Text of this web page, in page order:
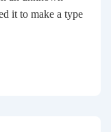
it to make a type